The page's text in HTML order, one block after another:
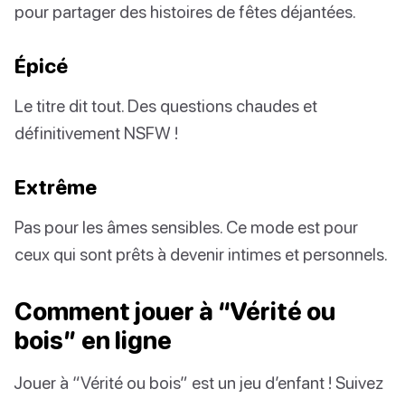
pour partager des histoires de fêtes déjantées.
Épicé
Le titre dit tout. Des questions chaudes et
définitivement NSFW !
Extrême
Pas pour les âmes sensibles. Ce mode est pour
ceux qui sont prêts à devenir intimes et personnels.
Comment jouer à “Vérité ou
bois” en ligne
Jouer à “Vérité ou bois” est un jeu d’enfant ! Suivez